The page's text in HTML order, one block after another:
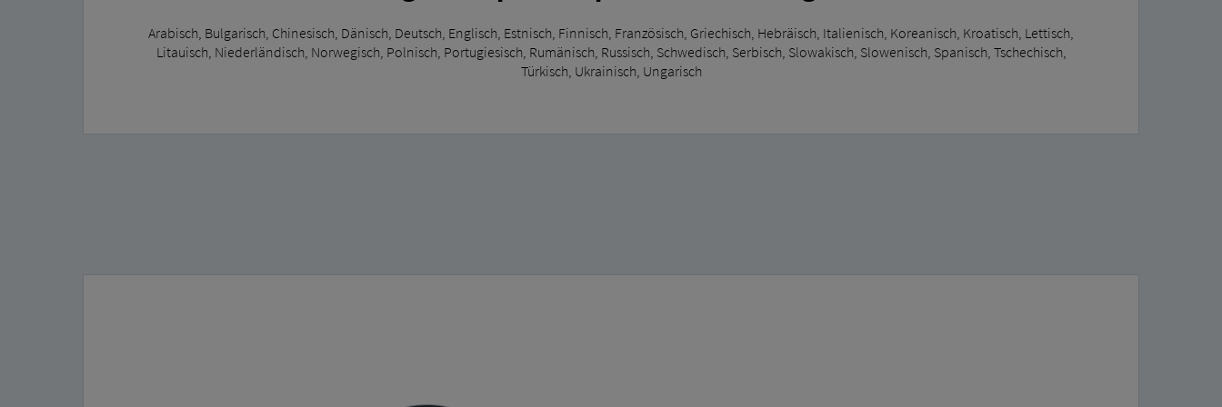
Arabisch, Bulgarisch, Chinesisch, Dänisch, Deutsch, Englisch, Estnisch, Finnisch, Französisch, Griechisch, Hebräisch, Italienisch, Koreanisch, Kroatisch, Lettisch,
Litauisch, Niederländisch, Norwegisch, Polnisch, Portugiesisch, Rumänisch, Russisch, Schwedisch, Serbisch, Slowakisch, Slowenisch, Spanisch, Tschechisch,
Türkisch, Ukrainisch, Ungarisch